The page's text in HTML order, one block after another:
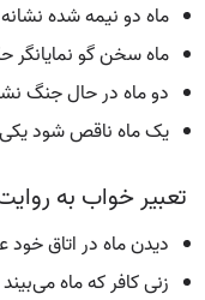
ماه دو نیمه شده
ماه سخن گو نمایانگر
دو ماه در حال جنگ
یک ماه ناقص شود یکی
تعبیر خواب به
دیدن ماه در اتاق
زنی کافر که ماه